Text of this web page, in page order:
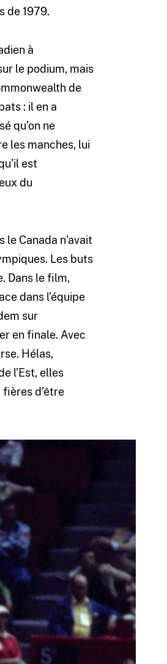
de 1979.
à
le podium, mais
de
: il en a
qu’on ne
les manches, lui
est
du
le Canada n’avait
Les buts
Dans le film,
dans l’équipe
sur
en finale. Avec
Hélas,
l’Est, elles
d’être